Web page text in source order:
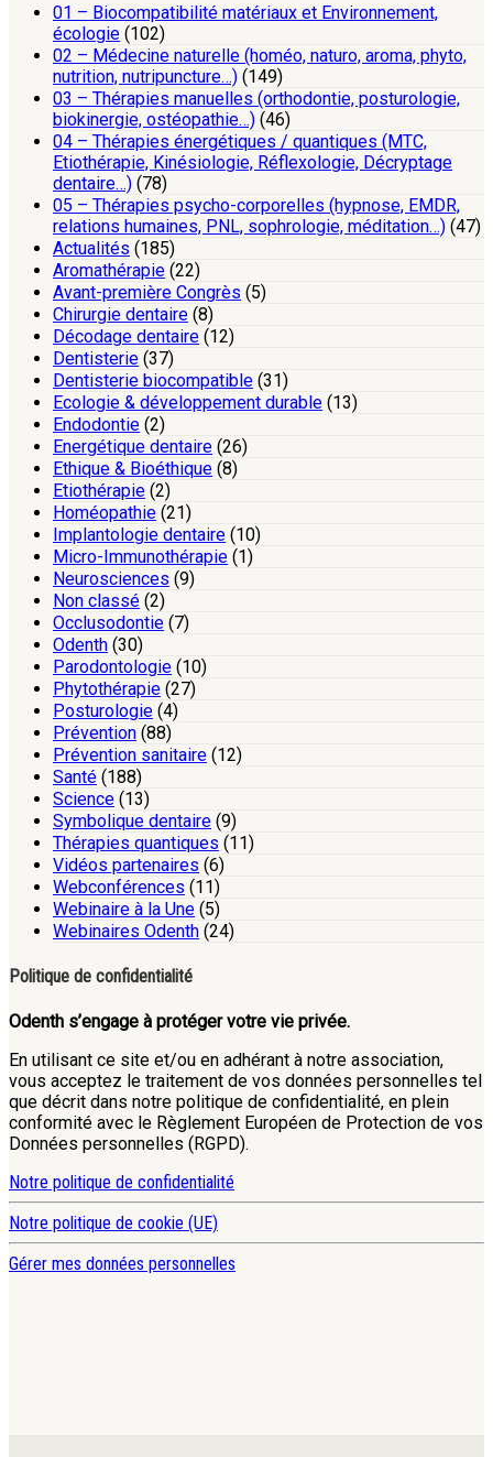
01 – Biocompatibilité matériaux et Environnement,
écologie (102)
02 – Médecine naturelle (homéo, naturo, aroma, phyto,
nutrition, nutripuncture…) (149)
03 – Thérapies manuelles (orthodontie, posturologie,
biokinergie, ostéopathie…) (46)
04 – Thérapies énergétiques / quantiques (MTC,
Etiothérapie, Kinésiologie, Réflexologie, Décryptage
dentaire…) (78)
05 – Thérapies psycho-corporelles (hypnose, EMDR,
relations humaines, PNL, sophrologie, méditation…) (47)
Actualités (185)
Aromathérapie (22)
Avant-première Congrès (5)
Chirurgie dentaire (8)
Décodage dentaire (12)
Dentisterie (37)
Dentisterie biocompatible (31)
Ecologie & développement durable (13)
Endodontie (2)
Energétique dentaire (26)
Ethique & Bioéthique (8)
Etiothérapie (2)
Homéopathie (21)
Implantologie dentaire (10)
Micro-Immunothérapie (1)
Neurosciences (9)
Non classé (2)
Occlusodontie (7)
Odenth (30)
Parodontologie (10)
Phytothérapie (27)
Posturologie (4)
Prévention (88)
Prévention sanitaire (12)
Santé (188)
Science (13)
Symbolique dentaire (9)
Thérapies quantiques (11)
Vidéos partenaires (6)
Webconférences (11)
Webinaire à la Une (5)
Webinaires Odenth (24)
Politique de confidentialité
Odenth s’engage à protéger votre vie privée.
En utilisant ce site et/ou en adhérant à notre association,
vous acceptez le traitement de vos données personnelles tel
que décrit dans notre politique de confidentialité, en plein
conformité avec le Règlement Européen de Protection de vos
Données personnelles (RGPD).
Notre politique de confidentialité
Notre politique de cookie (UE)
Gérer mes données personnelles